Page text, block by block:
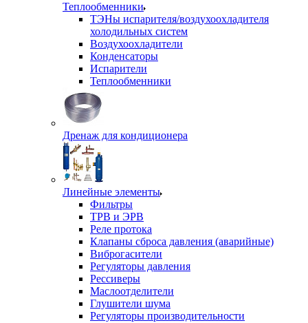
Теплообменники
ТЭНы испарителя/воздухоохладителя
холодильных систем
Воздухоохладители
Конденсаторы
Испарители
Теплообменники
Дренаж для кондиционера
Линейные элементы
Фильтры
ТРВ и ЭРВ
Реле протока
Клапаны сброса давления (аварийные)
Виброгасители
Регуляторы давления
Рессиверы
Маслоотделители
Глушители шума
Регуляторы производительности